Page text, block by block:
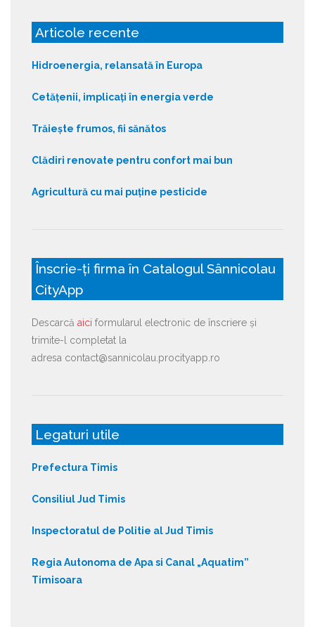
Articole recente
Hidroenergia, relansată în Europa
Cetățenii, implicați în energia verde
Trăiește frumos, fii sănătos
Clădiri renovate pentru confort mai bun
Agricultură cu mai puține pesticide
Înscrie-ți firma în Catalogul Sânnicolau
CityApp
Descarcă aici formularul electronic de înscriere și
trimite-l completat la
adresa contact@sannicolau.procityapp.ro
Legaturi utile
Prefectura Timis
Consiliul Jud Timis
Inspectoratul de Politie al Jud Timis
Regia Autonoma de Apa si Canal „Aquatim”
Timisoara